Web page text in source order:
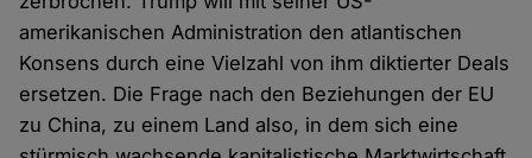
amerikanischen Administration den atlantischen
Konsens durch eine Vielzahl von ihm diktierter Deals
ersetzen. Die Frage nach den Beziehungen der EU
zu China, zu einem Land also, in dem sich eine